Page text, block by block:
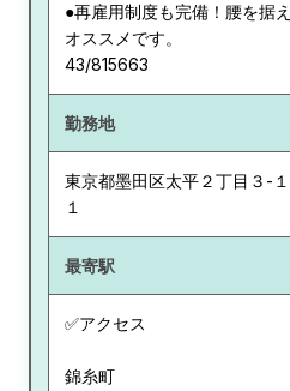
●再雇用制度も完備！腰を据
オススメです。
43/815663
勤務地
東京都墨田区太平２丁目３-
１
最寄駅
✅アクセス
錦糸町